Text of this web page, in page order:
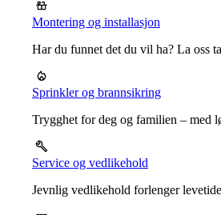
Montering og installasjon
Har du funnet det du vil ha? La oss
Sprinkler og brannsikring
Trygghet for deg og familien – med
Service og vedlikehold
Jevnlig vedlikehold forlenger